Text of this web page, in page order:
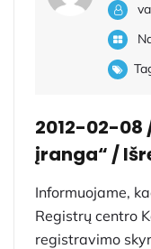
2012-02-08
įranga“ /
Informuojame,
Registrų centro
registravimo